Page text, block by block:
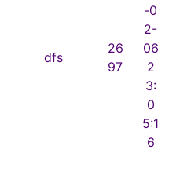
dfs
26
97
-0
2-
06
2
3:
0
5:1
6